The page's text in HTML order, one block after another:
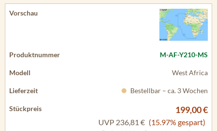
M-AF-Y210-MS
West Africa
Bestellbar – ca. 3 Wochen
199,00 €
UVP 236,81 € (15.97% gespart)